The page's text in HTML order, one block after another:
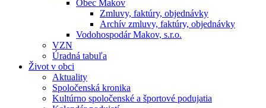
Obec Makov
Zmluvy, faktúry, objednávky
Archív zmluvy, faktúry, objednávky
Vodohospodár Makov, s.r.o.
VZN
Úradná tabuľa
Život v obci
Aktuality
Spoločenská kronika
Kultúrno spoločenské a športové podujatia